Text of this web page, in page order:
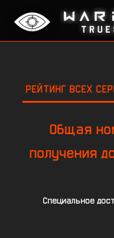
РЕЙТИНГ ВСЕХ
Общая
получения
Специальное